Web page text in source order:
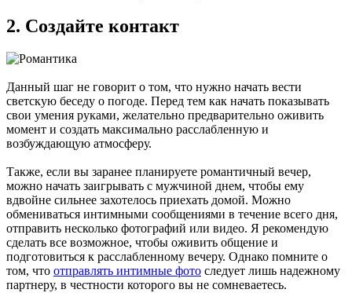
2. Создайте контакт
Данный шаг не говорит о том, что нужно начать вести
светскую беседу о погоде. Перед тем как начать показывать
свои умения руками, желательно предварительно оживить
момент и создать максимально расслабленную и
возбуждающую атмосферу.
Также, если вы заранее планируете романтичный вечер,
можно начать заигрывать с мужчиной днем, чтобы ему
вдвойне сильнее захотелось приехать домой. Можно
обмениваться интимными сообщениями в течение всего дня,
отправить несколько фотографий или видео. Я рекомендую
сделать все возможное, чтобы оживить общение и
подготовиться к расслабленному вечеру. Однако помните о
том, что отправлять интимные фото следует лишь надежному
партнеру, в честности которого вы не сомневаетесь.